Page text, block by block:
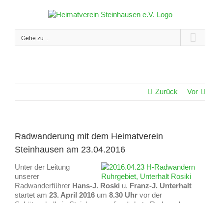
Gehe zu ...
Zurück Vor
Radwanderung mit dem Heimatverein
Steinhausen am 23.04.2016
Unter der Leitung
unserer
Radwanderführer Hans-J. Roski u. Franz-J. Unterhalt
startet am 23. April 2016 um 8.30 Uhr vor der